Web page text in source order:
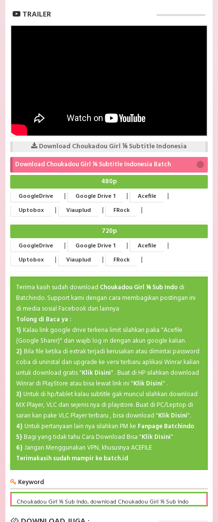
TRAILER
Download Choukadou Girl ⅙ Subtitle Indonesia
Download Choukadou Girl ⅙ Subtitle Indonesia Batch
480p
GoogleDrive | Google Drive 1 | Acefile |
Uptobox | Viauplud | FRock |
720p
GoogleDrive | Google Drive 1 | Acefile |
Uptobox | Viauplud | FRock |
Terima kasih sudah download Choukadou Girl ⅙ Sub Indodi
Batchindo. Support kami dengan cara membagikan postingan ini
di media sosial Facebook dan lainnya
Tolong di Baca ya :
1} Kalau link google drive terkena limit silahkan paka "Acefile
(Google Sharer)" dan wajib log in dengan akun google kalian.
2} Bila file ketika di extrak terjadi kerusakan atau dimintai password
coba di uninstal dan upgrade ke versi terbaru aplikasi Winrar kalian
untuk download gratis "Klik Disini" . Buat di HP silahkan download
Winrar di PlayStore atau bisa lewat link ini "Klik Disini" .
3} Untuk di hp/tablet kalau subtitle gak muncul silahkan download
MX Player, VLC dan sejenis nya di playstore. Buat di PC/Leptop di
saran kan pake VLC Player terbaru , bisa download "Klik Disini".
4} Untuk pertanyaan lain nya silahkan PM ke Fanpage Batchindo
5} Bagi yang tidak tahu Cara Download Bisa "Klik Disini"
6}Jangan Menggunakan VPN, khususnya ACEFILE
Terimakasih sudah mampir ke batch.id
Keyword
Choukadou Girl ⅙ Sub Indo, download Choukadou Girl ⅙ Sub Indo
Choukadou Girl ⅙ Sub indo batch google drive, Choukadou Girl ⅙